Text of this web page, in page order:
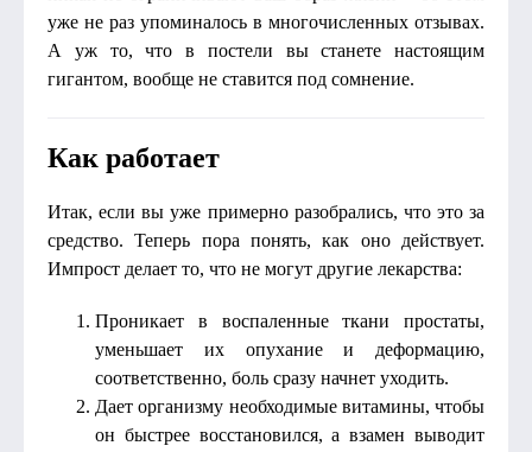
уже не раз упоминалось в многочисленных отзывах.
А уж то, что в постели вы станете настоящим
гигантом, вообще не ставится под сомнение.
Как работает
Итак, если вы уже примерно разобрались, что это за
средство. Теперь пора понять, как оно действует.
Импрост делает то, что не могут другие лекарства:
Проникает в воспаленные ткани простаты,
уменьшает их опухание и деформацию,
соответственно, боль сразу начнет уходить.
Дает организму необходимые витамины, чтобы
он быстрее восстановился, а взамен выводит